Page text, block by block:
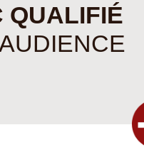
QUALIFIÉ